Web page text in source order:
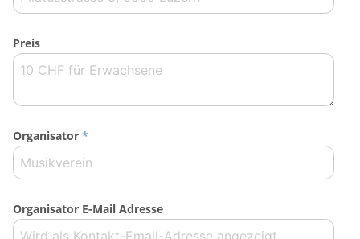
Preis
Organisator *
Organisator E-Mail Adresse